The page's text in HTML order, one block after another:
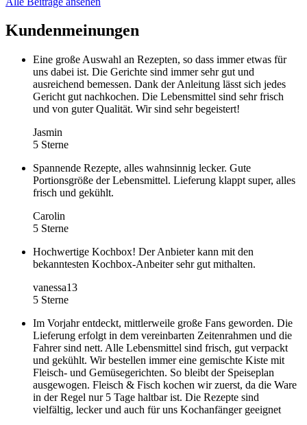
Kundenmeinungen
Eine große Auswahl an Rezepten, so dass immer etwas für
uns dabei ist. Die Gerichte sind immer sehr gut und
ausreichend bemessen. Dank der Anleitung lässt sich jedes
Gericht gut nachkochen. Die Lebensmittel sind sehr frisch
und von guter Qualität. Wir sind sehr begeistert!
Jasmin
5 Sterne
Spannende Rezepte, alles wahnsinnig lecker. Gute
Portionsgröße der Lebensmittel. Lieferung klappt super, alles
frisch und gekühlt.
Carolin
5 Sterne
Hochwertige Kochbox! Der Anbieter kann mit den
bekanntesten Kochbox-Anbeiter sehr gut mithalten.
vanessa13
5 Sterne
Im Vorjahr entdeckt, mittlerweile große Fans geworden. Die
Lieferung erfolgt in dem vereinbarten Zeitenrahmen und die
Fahrer sind nett. Alle Lebensmittel sind frisch, gut verpackt
und gekühlt. Wir bestellen immer eine gemischte Kiste mit
Fleisch- und Gemüsegerichten. So bleibt der Speiseplan
ausgewogen. Fleisch & Fisch kochen wir zuerst, da die Ware
in der Regel nur 5 Tage haltbar ist. Die Rezepte sind
vielfältig, lecker und auch für uns Kochanfänger geeignet